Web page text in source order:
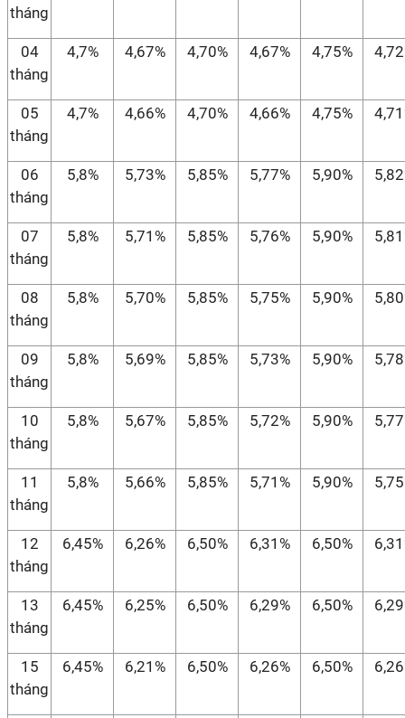
tháng
04
tháng
4,7% 4,67% 4,70% 4,67% 4,75%
05
tháng
4,7% 4,66% 4,70% 4,66% 4,75%
06
tháng
5,8% 5,73% 5,85% 5,77% 5,90%
07
tháng
5,8% 5,71% 5,85% 5,76% 5,90%
08
tháng
5,8% 5,70% 5,85% 5,75% 5,90%
09
tháng
5,8% 5,69% 5,85% 5,73% 5,90%
10
tháng
5,8% 5,67% 5,85% 5,72% 5,90%
11
tháng
5,8% 5,66% 5,85% 5,71% 5,90%
12
tháng
6,45% 6,26% 6,50% 6,31% 6,50%
13
tháng
6,45% 6,25% 6,50% 6,29% 6,50%
15
tháng
6,45% 6,21% 6,50% 6,26% 6,50%